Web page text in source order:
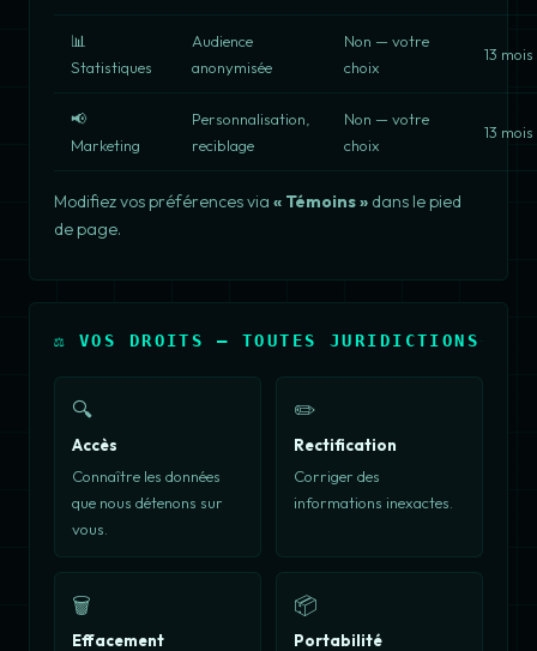
📊
Statistiques
Audience
anonymisée
Non — votre
choix
13 mois
📢
Marketing
Personnalisation,
reciblage
Non — votre
choix
13 mois
Modifiez vos préférences via « Témoins » dans le pied
de page.
⚖️ VOS DROITS — TOUTES JURIDICTIONS
🔍
Accès
Connaître les données
que nous détenons sur
vous.
✏️
Rectification
Corriger des
informations inexactes.
🗑️
Effacement
📦
Portabilité